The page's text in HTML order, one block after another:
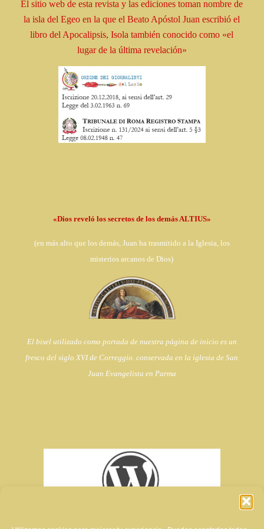
El sitio web de esta revista y las ediciones tomannombrede
la isla del Egeo en la que el Beato ApóstolJuan escribió el
librodel Apocalipsis, Isolatambién conocido como «el
lugar de la última revelación»
«Dios reveló los secretos de los demás ALTIUS»
(en más alto que los demás, Juan ha trasmitido a la Iglesia, los
misterios arcanos de Dios)
El bisel utilizado como portada de nuestra página de inicio es un
fresco del siglo XVI de Correggio. conservada en la iglesia deSan
Juan Evangelista en Parma